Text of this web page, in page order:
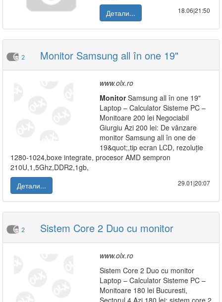
Детали...
18.06|21:50
2 Monitor Samsung all în one 19"
www.olx.ro
MonitorSamsung all în one 19"
Laptop – Calculator Sisteme PC –
Monitoare 200 lei Negociabil
Giurgiu Azi 200 lei: De vânzare
monitor Samsung all în one de
19&quot;,tip ecran LCD, rezoluție
1280-1024,boxe integrate, procesor AMD sempron
210U,1,5Ghz,DDR2,1gb,
Детали...
29.01|20:07
2 Sistem Core 2 Duo cu monitor
www.olx.ro
Sistem Core 2 Duo cu monitor
Laptop – Calculator Sisteme PC –
Monitoare 180 lei Bucuresti,
Sectorul 4 Azi 180 lei: sistem core 2